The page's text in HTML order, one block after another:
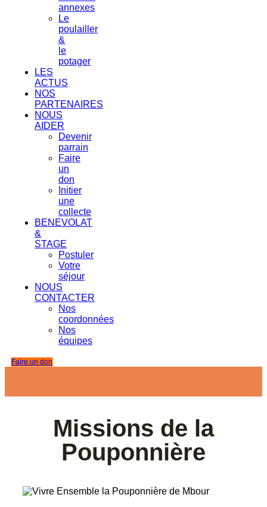
annexes
Le
poulailler
&
le
potager
LES
ACTUS
NOS
PARTENAIRES
NOUS
AIDER
Devenir
parrain
Faire
un
don
Initier
une
collecte
BENEVOLAT
&
STAGE
Postuler
Votre
séjour
NOUS
CONTACTER
Nos
coordonnées
Nos
équipes
Faire un don
Missions de la
Pouponnière